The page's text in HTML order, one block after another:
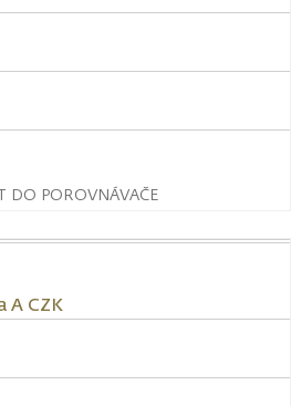
DO POROVNÁVAČE
A CZK